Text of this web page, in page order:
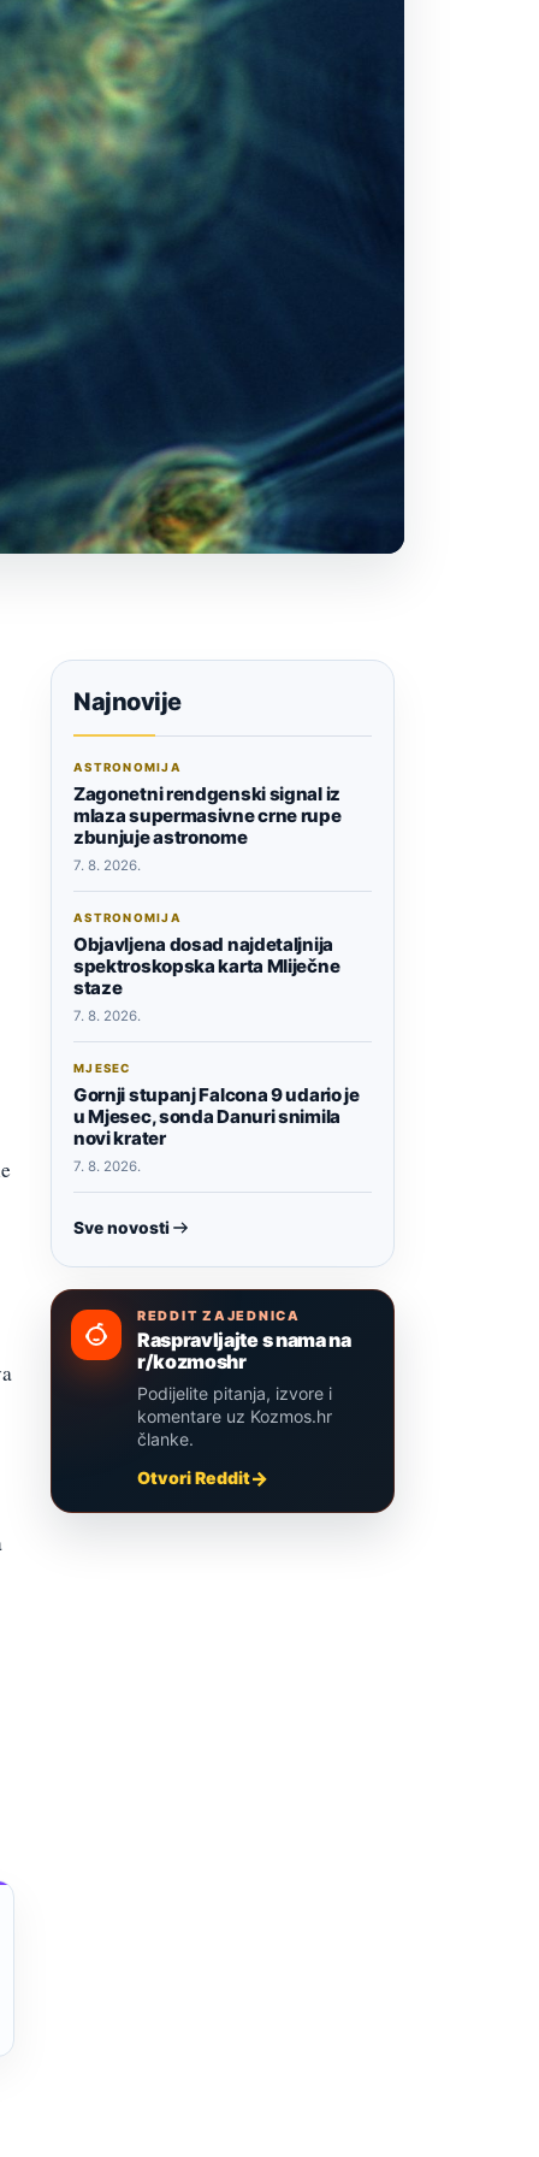
Najnovije
ASTRONOMIJA
Zagonetni rendgenski signal iz
mlaza supermasivne crne rupe
zbunjuje astronome
7. 8. 2026.
ASTRONOMIJA
Objavljena dosad najdetaljnija
spektroskopska karta Mliječne
staze
7. 8. 2026.
MJESEC
Gornji stupanj Falcona 9 udario je
u Mjesec, sonda Danuri snimila
novi krater
7. 8. 2026.
Sve novosti
REDDIT ZAJEDNICA
Raspravljajte s nama na
r/kozmoshr
Podijelite pitanja, izvore i
komentare uz Kozmos.hr
članke.
Otvori Reddit